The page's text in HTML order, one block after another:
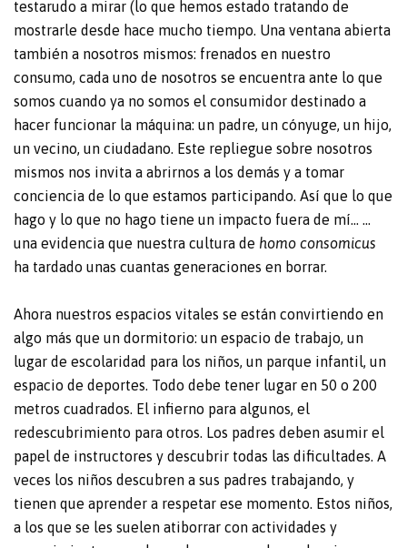
testarudo a mirar (lo que hemos estado tratando de
mostrarle desde hace mucho tiempo. Una ventana abierta
también a nosotros mismos: frenados en nuestro
consumo, cada uno de nosotros se encuentra ante lo que
somos cuando ya no somos el consumidor destinado a
hacer funcionar la máquina: un padre, un cónyuge, un hijo,
un vecino, un ciudadano. Este repliegue sobre nosotros
mismos nos invita a abrirnos a los demás y a tomar
conciencia de lo que estamos participando. Así que lo que
hago y lo que no hago tiene un impacto fuera de mí… …
una evidencia que nuestra cultura de homo consomicus
ha tardado unas cuantas generaciones en borrar.
Ahora nuestros espacios vitales se están convirtiendo en
algo más que un dormitorio: un espacio de trabajo, un
lugar de escolaridad para los niños, un parque infantil, un
espacio de deportes. Todo debe tener lugar en 50 o 200
metros cuadrados. El infierno para algunos, el
redescubrimiento para otros. Los padres deben asumir el
papel de instructores y descubrir todas las dificultades. A
veces los niños descubren a sus padres trabajando, y
tienen que aprender a respetar ese momento. Estos niños,
a los que se les suelen atiborrar con actividades y